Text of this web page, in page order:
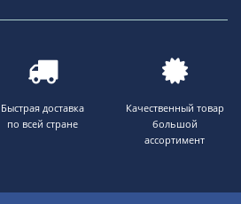
Быстрая доставка
по всей стране
Качественный товар
большой
ассортимент